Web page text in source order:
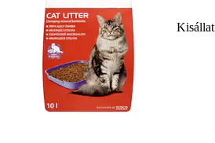
Kisállat